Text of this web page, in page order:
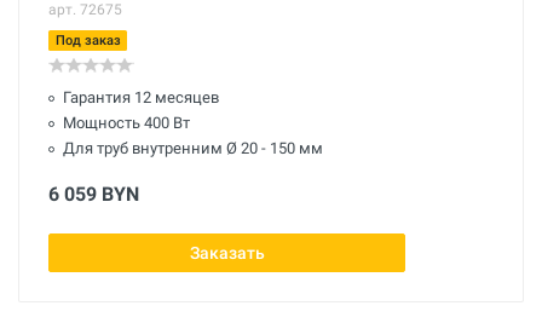
арт. 72675
Под заказ
Гарантия 12 месяцев
Мощность 400 Вт
Для труб внутренним Ø 20 - 150 мм
6 059 BYN
Заказать